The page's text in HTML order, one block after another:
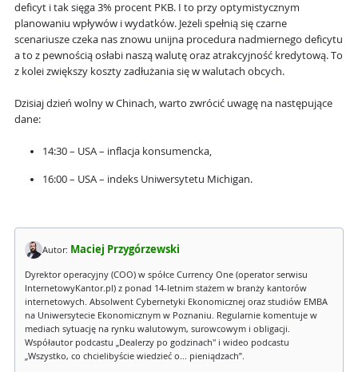
deficyt i tak sięga 3% procent PKB. I to przy optymistycznym
planowaniu wpływów i wydatków. Jeżeli spełnią się czarne
scenariusze czeka nas znowu unijna procedura nadmiernego deficytu
a to z pewnością osłabi naszą walutę oraz atrakcyjność kredytową. To
z kolei zwiększy koszty zadłużania się w walutach obcych.
Dzisiaj dzień wolny w Chinach, warto zwrócić uwagę na następujące
dane:
14:30 – USA – inflacja konsumencka,
16:00 – USA – indeks Uniwersytetu Michigan.
Autor: Maciej Przygórzewski
Dyrektor operacyjny (COO) w spółce Currency One (operator serwisu
InternetowyKantor.pl) z ponad 14-letnim stażem w branży kantorów
internetowych. Absolwent Cybernetyki Ekonomicznej oraz studiów EMBA
na Uniwersytecie Ekonomicznym w Poznaniu. Regularnie komentuje w
mediach sytuację na rynku walutowym, surowcowym i obligacji.
Współautor podcastu „Dealerzy po godzinach" i wideo podcastu
„Wszystko, co chcielibyście wiedzieć o... pieniądzach”.